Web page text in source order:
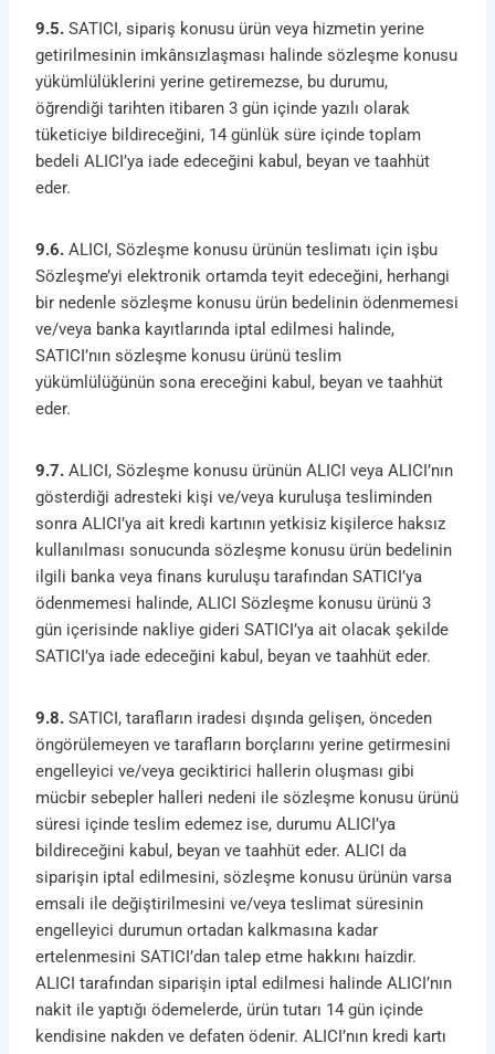
9.5. SATICI, sipariş konusu ürün veya hizmetin yerine
getirilmesinin imkânsızlaşması halinde sözleşme konusu
yükümlülüklerini yerine getiremezse, bu durumu,
öğrendiği tarihten itibaren 3 gün içinde yazılı olarak
tüketiciye bildireceğini, 14 günlük süre içinde toplam
bedeli ALICI’ya iade edeceğini kabul, beyan ve taahhüt
eder.
9.6. ALICI, Sözleşme konusu ürünün teslimatı için işbu
Sözleşme’yi elektronik ortamda teyit edeceğini, herhangi
bir nedenle sözleşme konusu ürün bedelinin ödenmemesi
ve/veya banka kayıtlarında iptal edilmesi halinde,
SATICI’nın sözleşme konusu ürünü teslim
yükümlülüğünün sona ereceğini kabul, beyan ve taahhüt
eder.
9.7. ALICI, Sözleşme konusu ürünün ALICI veya ALICI’nın
gösterdiği adresteki kişi ve/veya kuruluşa tesliminden
sonra ALICI’ya ait kredi kartının yetkisiz kişilerce haksız
kullanılması sonucunda sözleşme konusu ürün bedelinin
ilgili banka veya finans kuruluşu tarafından SATICI’ya
ödenmemesi halinde, ALICI Sözleşme konusu ürünü 3
gün içerisinde nakliye gideri SATICI’ya ait olacak şekilde
SATICI’ya iade edeceğini kabul, beyan ve taahhüt eder.
9.8. SATICI, tarafların iradesi dışında gelişen, önceden
öngörülemeyen ve tarafların borçlarını yerine getirmesini
engelleyici ve/veya geciktirici hallerin oluşması gibi
mücbir sebepler halleri nedeni ile sözleşme konusu ürünü
süresi içinde teslim edemez ise, durumu ALICI’ya
bildireceğini kabul, beyan ve taahhüt eder. ALICI da
siparişin iptal edilmesini, sözleşme konusu ürünün varsa
emsali ile değiştirilmesini ve/veya teslimat süresinin
engelleyici durumun ortadan kalkmasına kadar
ertelenmesini SATICI’dan talep etme hakkını haizdir.
ALICI tarafından siparişin iptal edilmesi halinde ALICI’nın
nakit ile yaptığı ödemelerde, ürün tutarı 14 gün içinde
kendisine nakden ve defaten ödenir. ALICI’nın kredi kartı